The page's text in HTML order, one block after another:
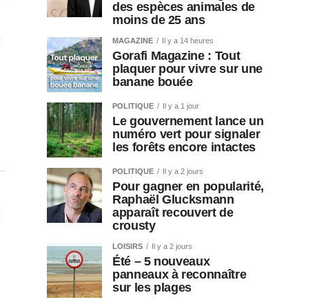
des espèces animales de
moins de 25 ans
MAGAZINE Il y a 14 heures
Gorafi Magazine : Tout
plaquer pour vivre sur une
banane bouée
POLITIQUE Il y a 1 jour
Le gouvernement lance un
numéro vert pour signaler
les forêts encore intactes
POLITIQUE Il y a 2 jours
Pour gagner en popularité,
Raphaël Glucksmann
apparaît recouvert de
crousty
LOISIRS Il y a 2 jours
Été – 5 nouveaux
panneaux à reconnaître
sur les plages